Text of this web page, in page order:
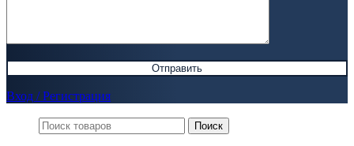
Вход / Регистрация
Поиск